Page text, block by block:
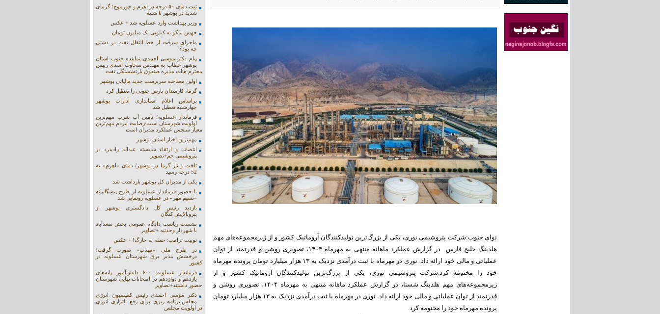
نوای جنوب:شرکت پتروشیمی نوری، یکی از بزرگ‌ترین تولیدکنندگان آروماتیک کشور و از زیرمجموعه‌های مهم
هلدینگ خلیج فارس در گزارش عملکرد ماهانه منتهی به مهرماه ۱۴۰۴، تصویری روشن و قدرتمند از توان
عملیاتی و مالی خود ارائه داد. نوری در مهرماه با ثبت درآمدی نزدیک به ۱۳ هزار میلیارد تومان پرونده مهرماه
خود را مختومه کرد.شرکت پتروشیمی نوری، یکی از بزرگ‌ترین تولیدکنندگان آروماتیک کشور و از
زیرمجموعه‌های مهم هلدینگ شستا، در گزارش عملکرد ماهانه منتهی به مهرماه ۱۴۰۴، تصویری روشن و
قدرتمند از توان عملیاتی و مالی خود ارائه داد. نوری در مهرماه با ثبت درآمدی نزدیک به ۱۳ هزار میلیارد تومان
پرونده مهرماه خود را مختومه کرد.
ثبت دمای ۵۰ درجه در اهرم و خورموج؛ گرمای
شدید در بوشهر تا شنبه
وزیر بهداشت وارد عسلویه شد + عکس
جهش میگو به کیلویی یک میلیون تومان
ماجرای سرقت از خط انتقال نفت در دشتی
چه بود؟
پیام دکتر موسی احمدی نماینده جنوب استان
بوشهر خطاب به مهندس سخاوت اسدی رییس
محترم هیات مدیره صندوق بازنشستگی نفت
اولین مصاحبه سرپرست جدید مالیاتی بوشهر
گرما، کارمندان پارس جنوبی را تعطیل کرد
براساس اعلام استانداری ادارات بوشهر
چهارشنبه تعطیل شد
فرماندار عسلویه؛ تأمین آب شرب مهم‌ترین
اولویت شهرستان است/رضایت مردم مهم‌ترین
معیار سنجش عملکرد مدیران است
مهم‌ترین اخبار استان بوشهر
انتصاب و ارتقاء شایسته عبداله رادمرد در
پتروشیمی جم+تصویر
تاخت و تاز گرما در بوشهر/ دمای «اهرم» به
52 درجه رسید
یکی از مدیران کل بوشهر بازداشت شد
با حضور فرماندار عسلویه از طرح پیشگامانه
«نسیم مهر» در عسلویه رونمایی شد
بازدید رئیس کل دادگستری بوشهر از
پتروپالایش کنگان
نشست ریاست دادگاه عمومی بخش سعدآباد
با شهردار وحدتیه +تصاویر
توییت ترامپ: حمله به خارگ! + عکس
در طرح ملی «مهتاب» صورت گرفت؛
درخشش مدیر برق شهرستان عسلویه در
کشور
فرماندار عسلویه: ۶۰۰ دانش‌آموز پایه‌های
یازدهم و دوازدهم در امتحانات نهایی شهرستان
حضور داشتند+تصاویر
دکتر موسی احمدی رئیس کمیسیون انرژی
مجلس:برنامه ریزی برای رفع ناترازی انرژی
در اولویت مجلس